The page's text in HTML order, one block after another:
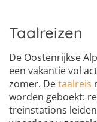
Taalreizen
De Oostenrijkse
een vakantie vol
zomer. Detaalreis
worden geboekt:
treinstations